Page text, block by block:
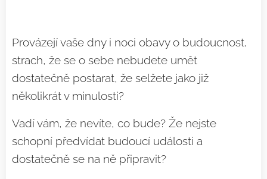
Provázejí vaše dny i noci obavy o budoucnost,
strach, že se o sebe nebudete umět
dostatečně postarat, že selžete jako již
několikrát v minulosti?
Vadí vám, že nevíte, co bude? Že nejste
schopní předvídat budoucí události a
dostatečně se na ně připravit?